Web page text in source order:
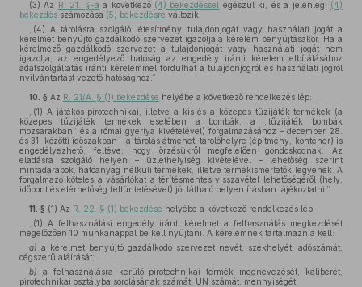
(3) Az R. 21. §-a a következő (4) bekezdéssel egészül ki, és a jelenlegi (4)
bekezdés számozása (5) bekezdésre változik:
„(4) A tárolásra szolgáló létesítmény tulajdonjogát vagy használati jogát a
kérelmet benyújtó gazdálkodó szervezet igazolja a kérelem benyújtásakor. Ha a
kérelmező gazdálkodó szervezet a tulajdonjogát vagy használati jogát nem
igazolja, az engedélyező hatóság az engedély iránti kérelem elbírálásához
adatszolgáltatás iránti kérelemmel fordulhat a tulajdonjogról és használati jogról
nyilvántartást vezető hatósághoz.”
10. § Az R. 21/A. § (1) bekezdése helyébe a következő rendelkezés lép:
„(1) A játékos pirotechnikai, illetve a kis és a közepes tűzijáték termékek (a
közepes tűzijáték termékek esetében a bombák, a „tűzijáték bombák
mozsarakban” és a római gyertya kivételével) forgalmazásához – december 28.
és 31. közötti időszakban – a tárolás átmeneti tárolóhelyre (építmény, konténer) is
engedélyezhető, feltéve, hogy őrzésükről megfelelően gondoskodnak. Az
eladásra szolgáló helyen – üzlethelyiség kivételével – lehetőség szerint
mintadarabok, hatóanyag nélküli termékek, illetve termékismertetők legyenek. A
forgalmazó köteles a vásárlókat a térítésmentes visszavétel lehetőségéről (hely,
időpont és elérhetőség feltüntetésével) jól látható helyen írásban tájékoztatni.”
11. § (1) Az R. 22. § (1) bekezdése helyébe a következő rendelkezés lép:
„(1) A felhasználási engedély iránti kérelmet a felhasználás megkezdését
megelőzően 10 munkanappal be kell nyújtani. A kérelemnek tartalmaznia kell:
a) a kérelmet benyújtó gazdálkodó szervezet nevét, székhelyét, adószámát,
cégszerű aláírását;
b) a felhasználásra kerülő pirotechnikai termék megnevezését, kaliberét,
pirotechnikai osztályba sorolásának számát, UN számát, mennyiségét;